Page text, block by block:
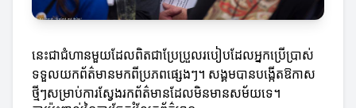
នេះជាជំហានមួយដែលពិតជាប្រែប្រួលរបៀបដែលអ្នកប្រើប្រាស់
ទទួលយកព័ត៌មានមកពីប្រភពផ្សេងៗ។ សង្គមបានបង្កើតឱកាស
ថ្មីៗសម្រាប់ការស្វែងរកព័ត៌មានដែលមិនមានសម័យទេ។